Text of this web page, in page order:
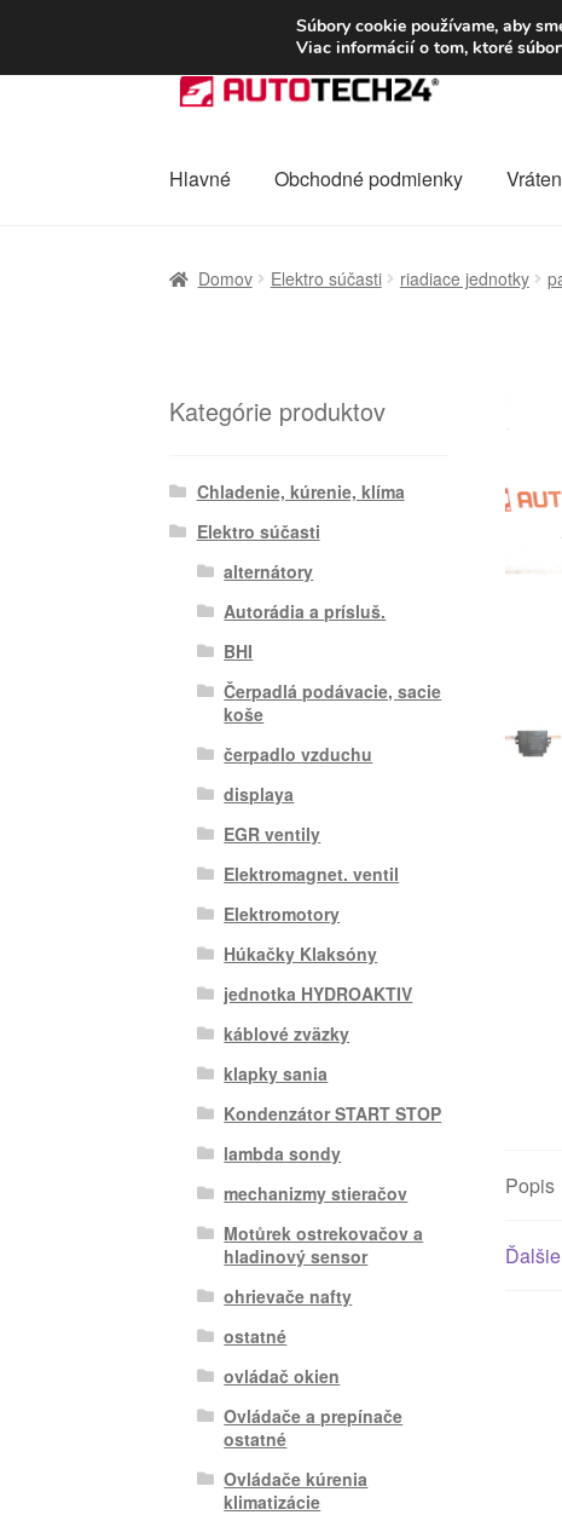
DOPRAVA od 6 EUR
Preskočiť
na
Preskočiť
na
Hlavné Obchodné podmienky
Domov Elektro súčasti riadiace jednotky
Popis
Kategórie produktov
Chladenie, kúrenie, klíma
Elektro súčasti
alternátory
Autorádia a prísluš.
BHI
Čerpadlá podávacie, sacie
koše
čerpadlo vzduchu
displaya
EGR ventily
Elektromagnet. ventil
Elektromotory
Húkačky Klaksóny
jednotka HYDROAKTIV
káblové zväzky
klapky sania
Kondenzátor START STOP
lambda sondy
mechanizmy stieračov
Motůrek ostrekovačov a
hladinový sensor
ohrievače nafty
ostatné
ovládač okien
Ovládače a prepínače
ostatné
Ovládače kúrenia
klimatizácie
Súbory cookie používame, aby
Viac informácií o tom, ktoré